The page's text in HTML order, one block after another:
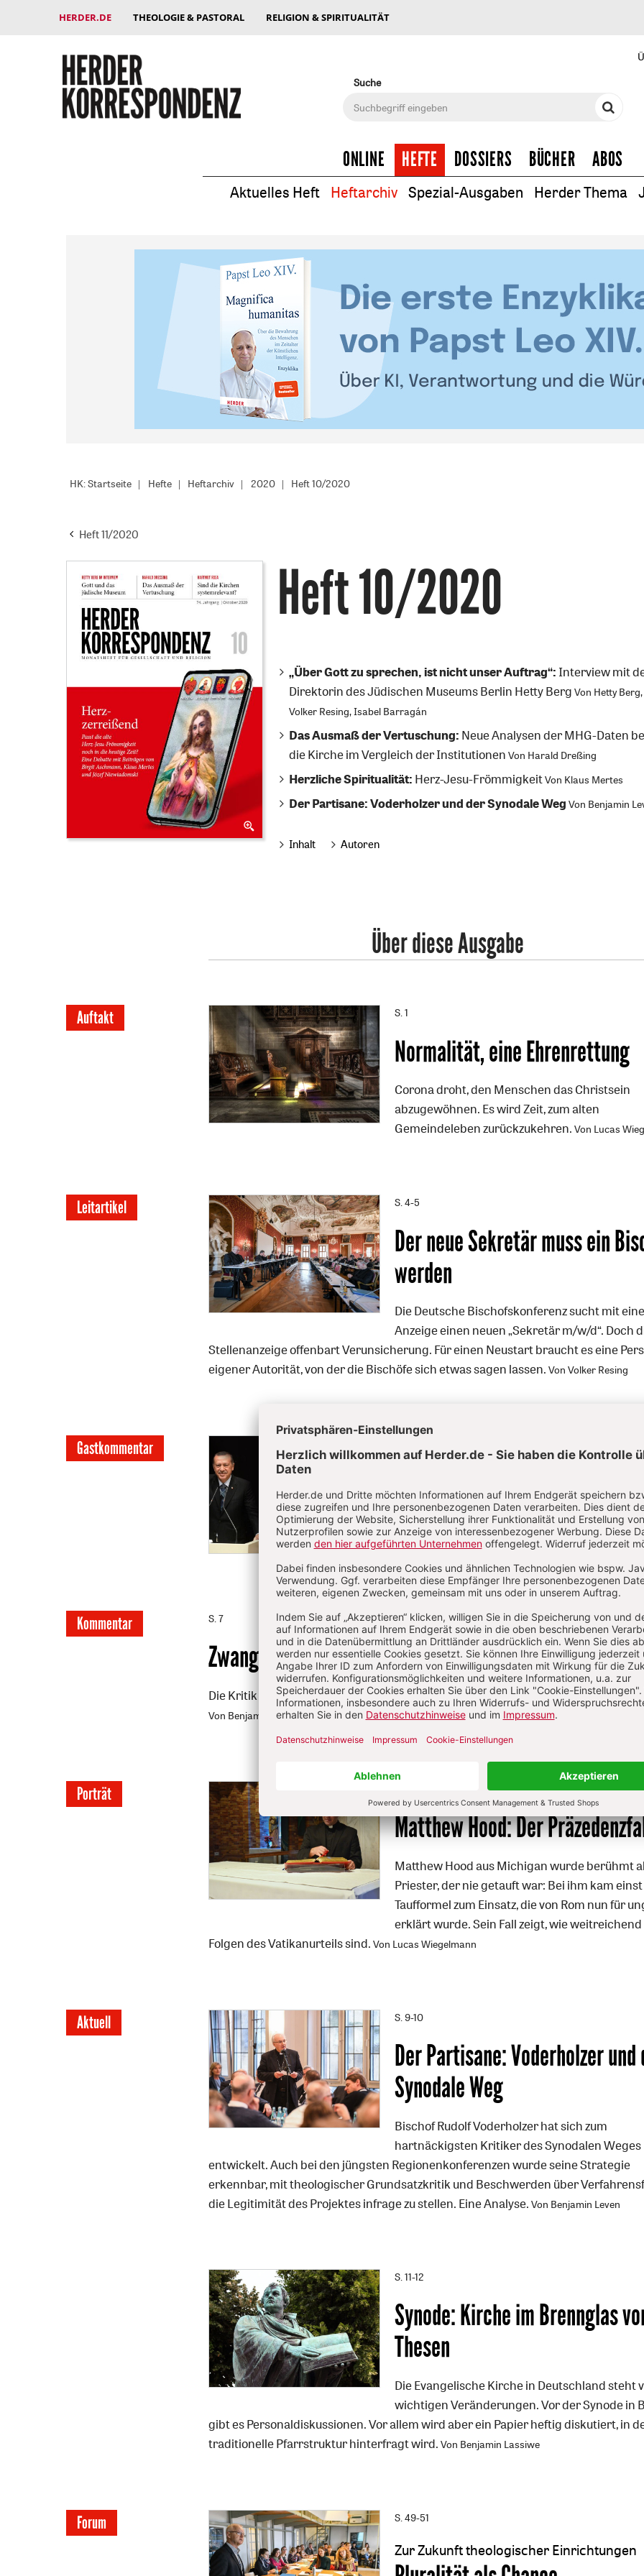
HERDER.DE THEOLOGIE & PASTORAL RELIGION & SPIRITUALITÄT
Suche
ONLINE HEFTE DOSSIERS BÜCHER ABOS
Aktuelles Heft Heftarchiv Spezial-Ausgaben Herder Thema
HK: Startseite Hefte Heftarchiv 2020 Heft 10/2020
Heft 11/2020
Heft 10/2020
„Über Gott zu sprechen, ist nicht unser Auftrag“: Interview mit
Direktorin des Jüdischen Museums Berlin Hetty Berg Von Hetty Berg,
Volker Resing,Isabel Barragán
Das Ausmaß der Vertuschung: Neue Analysen der MHG-Daten
die Kirche im Vergleich der Institutionen Von Harald Dreßing
Herzliche Spiritualität: Herz-Jesu-FrömmigkeitVon Klaus Mertes
Der Partisane: Voderholzer und der Synodale Weg Von Benjamin
Inhalt Autoren
Über diese Ausgabe
Auftakt S. 1
Normalität, eine Ehrenrettung
Corona droht, den Menschen das Christsein
abzugewöhnen. Es wird Zeit, zum alten
Gemeindeleben zurückzukehren.Von Lucas
Leitartikel S. 4-5
Der neue Sekretär muss ein
werden
Die Deutsche Bischofskonferenz sucht mit
Anzeige einen neuen „Sekretär m/w/d“. Doch
Stellenanzeige offenbart Verunsicherung. Für einen Neustart braucht es eine
eigener Autorität, von der die Bischöfe sich etwas sagen lassen. Von Volker Resing
Gastkommentar
Erdogans Trickkiste
Die Umwidmung der Hagia Sophia ist auch aus
muslimischer Theologen falsch.Von Felix Körner
Kommentar S. 7
Zwangsläufig unvollkommen
Die Kritik an der Missbrauchsbefragung der Ordensoberenkonferenz ist unfair.
Von Benjamin Leven
Porträt
Matthew Hood: Der
Matthew Hood aus Michigan wurde berühmt
Priester, der nie getauft war: Bei ihm kam
Taufformel zum Einsatz, die von Rom nun für
erklärt wurde. Sein Fall zeigt, wie
Folgen des Vatikanurteils sind. Von Lucas Wiegelmann
Aktuell S. 9-10
Der Partisane: Voderholzer und
Synodale Weg
Bischof Rudolf Voderholzer hat sich zum
hartnäckigsten Kritiker des Synodalen Weges
entwickelt. Auch bei den jüngsten Regionenkonferenzen wurde seine Strategie
erkennbar, mit theologischer Grundsatzkritik und Beschwerden über
die Legitimität des Projektes infrage zu stellen. Eine Analyse. Von Benjamin Leven
S. 11-12
Synode: Kirche im Brennglas
Thesen
Die Evangelische Kirche in Deutschland steht
wichtigen Veränderungen. Vor der Synode in
gibt es Personaldiskussionen. Vor allem wird aber ein Papier heftig diskutiert, in
traditionelle Pfarrstruktur hinterfragt wird. Von Benjamin Lassiwe
Forum S. 49-51
Zur Zukunft theologischer Einrichtungen